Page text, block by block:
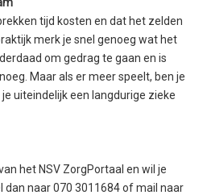
tijd kosten en dat het zelden
merk je snel genoeg wat het
om gedrag te gaan en is
Maar als er meer speelt, ben je
uiteindelijk een langdurige zieke
het NSV ZorgPortaal en wil je
dan naar 070 3011684 of mail naar